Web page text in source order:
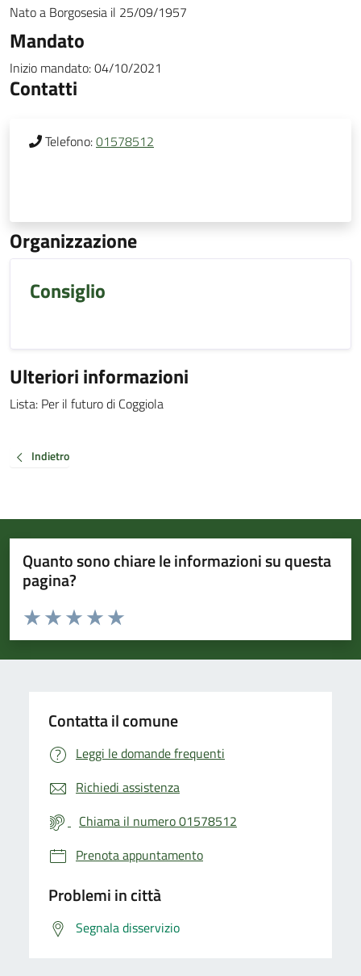
Nato a Borgosesia il 25/09/1957
Mandato
Inizio mandato:04/10/2021
Contatti
Telefono:01578512
Organizzazione
Consiglio
Ulteriori informazioni
Lista: Per il futuro di Coggiola
Indietro
Quanto sono chiare le informazioni su questa
pagina?
Valuta da 1 a 5 stelle la pagina
Valuta 5 stelle su 5
Valuta 4 stelle su 5
Valuta 3 stelle su 5
Valuta 2 stelle su 5
Valuta 1 stelle su 5
Contatta il comune
Leggi le domande frequenti
Richiedi assistenza
Chiama il numero 01578512
Prenota appuntamento
Problemi in città
Segnala disservizio